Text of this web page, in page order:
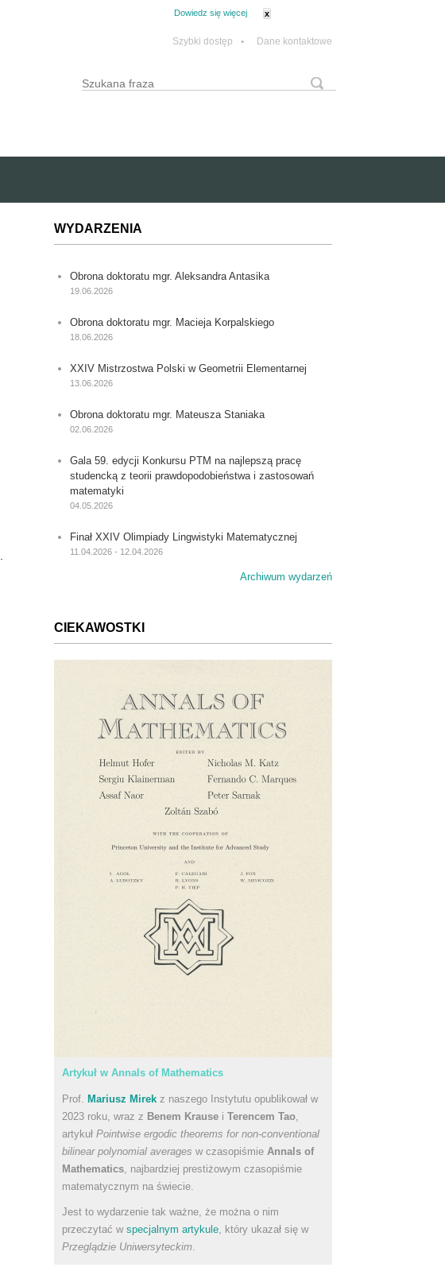
Dowiedz się więcej x
Szybki dostęp • Dane kontaktowe
Formularz wyszukiwania
Wyszukaj
WYDARZENIA
Obrona doktoratu mgr. Aleksandra Antasika
19.06.2026
Obrona doktoratu mgr. Macieja Korpalskiego
18.06.2026
XXIV Mistrzostwa Polski w Geometrii Elementarnej
13.06.2026
Obrona doktoratu mgr. Mateusza Staniaka
02.06.2026
Gala 59. edycji Konkursu PTM na najlepszą pracę
studencką z teorii prawdopodobieństwa i zastosowań
matematyki
04.05.2026
Finał XXIV Olimpiady Lingwistyki Matematycznej
11.04.2026 - 12.04.2026
Archiwum wydarzeń
CIEKAWOSTKI
Artykuł w Annals of Mathematics
Prof. Mariusz Mirek z naszego Instytutu opublikował w
2023 roku, wraz z Benem Krause i Terencem Tao
artykuł Pointwise ergodic theorems for non-conventional
bilinear polynomial averages w czasopiśmie Annals of
Mathematics , najbardziej prestiżowym czasopiśmie
matematycznym na świecie.
Jest to wydarzenie tak ważne, że można o nim
przeczytać w specjalnym artykule, który ukazał się w
Przeglądzie Uniwersyteckim.